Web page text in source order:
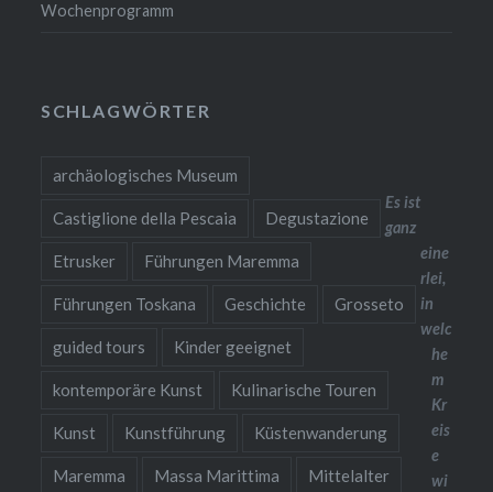
Wochenprogramm
SCHLAGWÖRTER
archäologisches Museum
Castiglione della Pescaia Degustazione
Etrusker Führungen Maremma
Führungen Toskana Geschichte Grosseto
guided tours Kinder geeignet
kontemporäre Kunst Kulinarische Touren
Kunst Kunstführung Küstenwanderung
Maremma Massa Marittima Mittelalter
Es ist
ganz
eine
rlei,
in
welc
he
m
Kr
eis
e
wi